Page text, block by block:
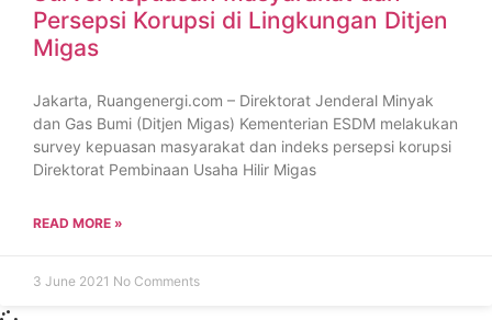
Persepsi Korupsi di Lingkungan Ditjen
Migas
Jakarta, Ruangenergi.com – Direktorat Jenderal Minyak
dan Gas Bumi (Ditjen Migas) Kementerian ESDM melakukan
survey kepuasan masyarakat dan indeks persepsi korupsi
Direktorat Pembinaan Usaha Hilir Migas
READ MORE »
3 June 2021 No Comments